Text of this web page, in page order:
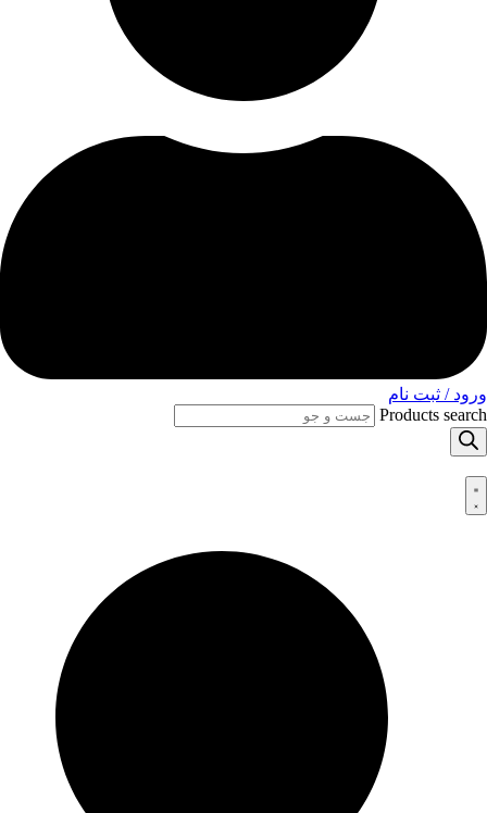
ورود / ثبت نام
Products search